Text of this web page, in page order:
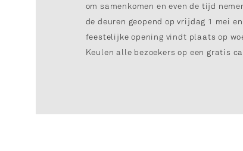
om samenkomen en even de tijd
de deuren geopend op vrijdag 1 mei
feestelijke opening vindt plaats op
Keulen alle bezoekers op een gratis